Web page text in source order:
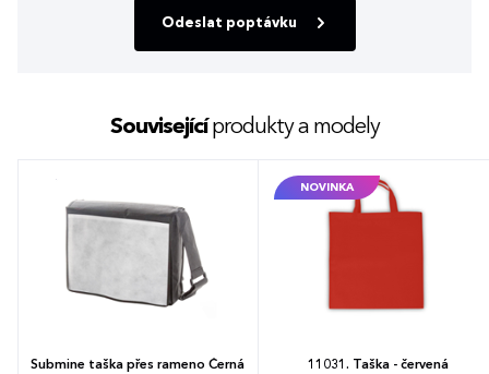
Odeslat poptávku
Souvisejícíprodukty a modely
Submine taška přes rameno Černá
NOVINKA
11031. Taška - červená